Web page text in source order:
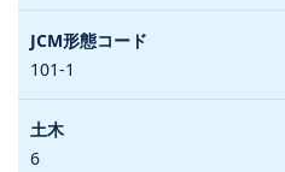
101-1
6